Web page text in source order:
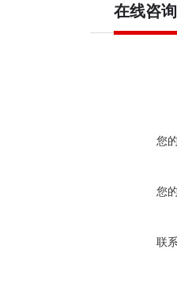
在线咨询
您
您
联